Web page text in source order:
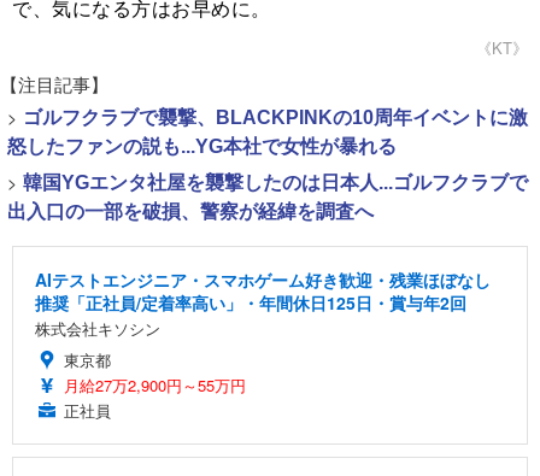
で、気になる方はお早めに。
《KT》
【注目記事】
> ゴルフクラブで襲撃、BLACKPINKの10周年イベントに激
怒したファンの説も...YG本社で女性が暴れる
> 韓国YGエンタ社屋を襲撃したのは日本人...ゴルフクラブで
出入口の一部を破損、警察が経緯を調査へ
AIテストエンジニア・スマホゲーム好き歓迎・残業ほぼなし
推奨「正社員/定着率高い」・年間休日125日・賞与年2回
株式会社キソシン
東京都
月給27万2,900円～55万円
正社員